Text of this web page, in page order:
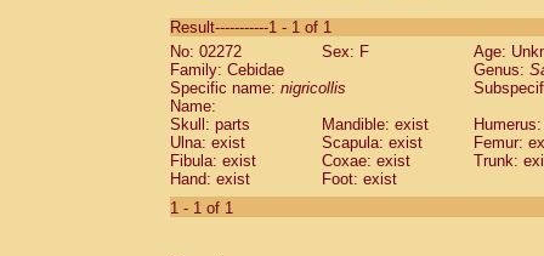
CebidaeSaguinus labiatus(0)
Cebidae Saguinus leucopus (0)
Cebidae
CebidaeSaguinus mystax
Cebidae Saguinus nigricollis (1)
Cebidae Saguinus oedipus
Cebidae Saguinus weddelli
Cebidae Saguinusspp.
Cebidae
Result-----------1 - 1 of 1
No: 02272
Sex: F
Age:
Family: Cebidae
Genus:
Specific name: nigricollis
Name:
Skull: parts
Mandible: exist
Ulna: exist
Scapula: exist
Femur:
Fibula: exist
Coxae: exist
Trunk:
Hand: exist
Foot: exist
1 - 1 of 1